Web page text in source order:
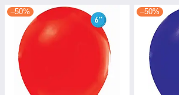
–50% –50%